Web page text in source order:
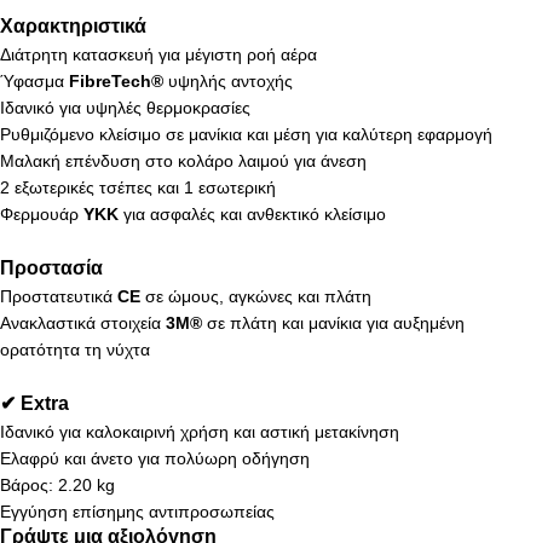
Χαρακτηριστικά
Διάτρητη κατασκευή για μέγιστη ροή αέρα
Ύφασμα FibreTech® υψηλής αντοχής
Ιδανικό για υψηλές θερμοκρασίες
Ρυθμιζόμενο κλείσιμο σε μανίκια και μέση για καλύτερη εφαρμογή
Μαλακή επένδυση στο κολάρο λαιμού για άνεση
2 εξωτερικές τσέπες και 1 εσωτερική
Φερμουάρ YKK για ασφαλές και ανθεκτικό κλείσιμο
Προστασία
Προστατευτικά CE σε ώμους, αγκώνες και πλάτη
Ανακλαστικά στοιχεία 3M® σε πλάτη και μανίκια για αυξημένη
ορατότητα τη νύχτα
✔ Extra
Ιδανικό για καλοκαιρινή χρήση και αστική μετακίνηση
Ελαφρύ και άνετο για πολύωρη οδήγηση
Βάρος: 2.20 kg
Εγγύηση επίσημης αντιπροσωπείας
Γράψτε μια αξιολόγηση